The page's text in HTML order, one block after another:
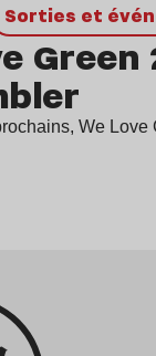
Sorties et
We